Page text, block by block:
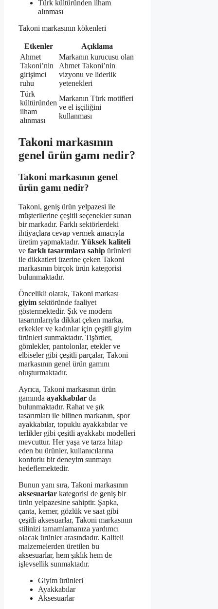
Türk kültüründen ilham
alınması
Takoni markasının kökenleri
Etkenler
Açıklama
Ahmet
Takoni’nin
girişimci
ruhu
Markanın kurucusu olan
Ahmet Takoni’nin
vizyonu ve liderlik
yetenekleri
Türk
kültüründen
ilham
alınması
Markanın Türk motifleri
ve el işçiliğini
kullanması
Takoni markasının
genel ürün gamı nedir?
Takoni markasının genel
ürün gamı nedir?
Takoni, geniş ürün yelpazesi ile
müşterilerine çeşitli seçenekler sunan
bir markadır. Farklı sektörlerdeki
ihtiyaçlara cevap vermek amacıyla
üretim yapmaktadır. Yüksek kaliteli
ve farklı tasarımlara sahip ürünleri
ile dikkatleri üzerine çeken Takoni
markasının birçok ürün kategorisi
bulunmaktadır.
Öncelikli olarak, Takoni markası
giyim sektöründe faaliyet
göstermektedir. Şık ve modern
tasarımlarıyla dikkat çeken marka,
erkekler ve kadınlar için çeşitli giyim
ürünleri sunmaktadır. Tişörtler,
gömlekler, pantolonlar, etekler ve
elbiseler gibi çeşitli parçalar, Takoni
markasının genel ürün gamını
oluşturmaktadır.
Ayrıca, Takoni markasının ürün
gamında ayakkabılar da
bulunmaktadır. Rahat ve şık
tasarımları ile bilinen markanın, spor
ayakkabılar, topuklu ayakkabılar ve
terlikler gibi çeşitli ayakkabı modelleri
mevcuttur. Her yaşa ve tarza hitap
eden bu ürünler, kullanıcılarına
konforlu bir deneyim sunmayı
hedeflemektedir.
Bunun yanı sıra, Takoni markasının
aksesuarlar kategorisi de geniş bir
ürün yelpazesine sahiptir. Şapka,
çanta, kemer, gözlük ve saat gibi
çeşitli aksesuarlar, Takoni markasının
stilinizi tamamlamanıza yardımcı
olacak ürünler arasındadır. Kaliteli
malzemelerden üretilen bu
aksesuarlar, hem şıklık hem de
işlevsellik sunmaktadır.
Giyim ürünleri
Ayakkabılar
Aksesuarlar